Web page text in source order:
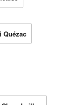
Quézac